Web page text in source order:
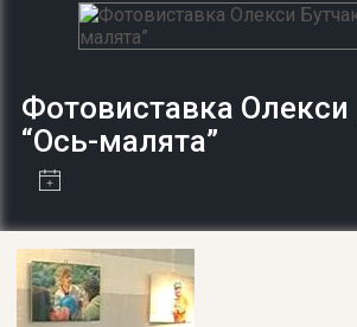
ПУБЛІКАЦІЇ
Фотовиставка Олекси
“Ось-малята”